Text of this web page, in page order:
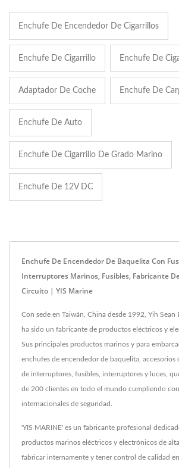
Enchufe De Encendedor De Cigarrillos
Enchufe De Cigarrillo Enchufe De
Adaptador De Coche Enchufe De
Enchufe De Auto
Enchufe De Cigarrillo De Grado Marino
Enchufe De 12V DC
Enchufe De Encendedor De Baquelita Con
Interruptores Marinos, Fusibles, Fabricante
Circuito | YIS Marine
Con sede en Taiwán, China desde 1992, Yih Sean
ha sido un fabricante de productos eléctricos y
Sus principales productos marinos y para
enchufes de encendedor de baquelita, accesorios
de interruptores, fusibles, interruptores y luces,
de 200 clientes en todo el mundo cumpliendo
internacionales de seguridad.
'YIS MARINE' es un fabricante profesional
productos marinos eléctricos y electrónicos de
fabricar internamente y tener control de calidad en